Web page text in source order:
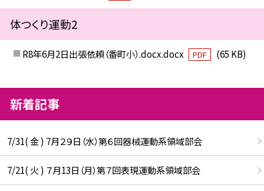
体つくり運動2
R8年6月2日出張依頼（番町小）.docx.docx PDF (65 KB)
新着記事
7/31( 金 ) 7月２９日（水）第６回器械運動系領域部会
7/21( 火 ) ７月13日（月）第７回表現運動系領域部会